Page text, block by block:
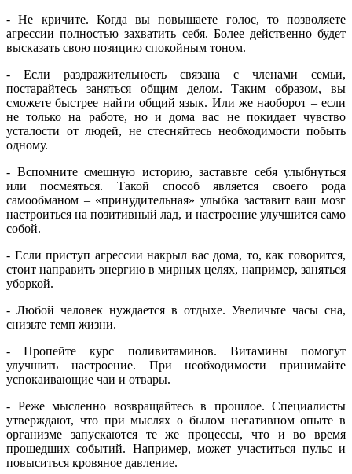
- Не кричите. Когда вы повышаете голос, то позволяете
агрессии полностью захватить себя. Более действенно будет
высказать свою позицию спокойным тоном.
- Если раздражительность связана с членами семьи,
постарайтесь заняться общим делом. Таким образом, вы
сможете быстрее найти общий язык. Или же наоборот – если
не только на работе, но и дома вас не покидает чувство
усталости от людей, не стесняйтесь необходимости побыть
одному.
- Вспомните смешную историю, заставьте себя улыбнуться
или посмеяться. Такой способ является своего рода
самообманом – «принудительная» улыбка заставит ваш мозг
настроиться на позитивный лад, и настроение улучшится само
собой.
- Если приступ агрессии накрыл вас дома, то, как говорится,
стоит направить энергию в мирных целях, например, заняться
уборкой.
- Любой человек нуждается в отдыхе. Увеличьте часы сна,
снизьте темп жизни.
- Пропейте курс поливитаминов. Витамины помогут
улучшить настроение. При необходимости принимайте
успокаивающие чаи и отвары.
- Реже мысленно возвращайтесь в прошлое. Специалисты
утверждают, что при мыслях о былом негативном опыте в
организме запускаются те же процессы, что и во время
прошедших событий. Например, может участиться пульс и
повыситься кровяное давление.